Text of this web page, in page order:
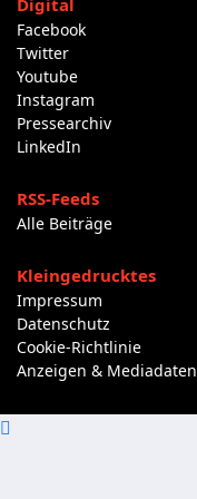
Digital
Facebook
Twitter
Youtube
Instagram
Pressearchiv
LinkedIn
RSS-Feeds
Alle Beiträge
Kleingedrucktes
Impressum
Datenschutz
Cookie-Richtlinie
Anzeigen & Mediadaten